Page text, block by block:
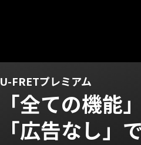
U-FRETプレミアム
「全ての機能
「広告なし」